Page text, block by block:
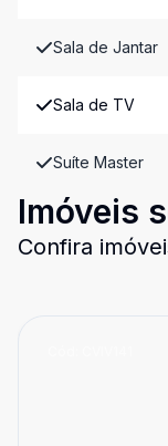
Sala de Jantar
Sala de TV
Suíte Master
Imóveis
Confira